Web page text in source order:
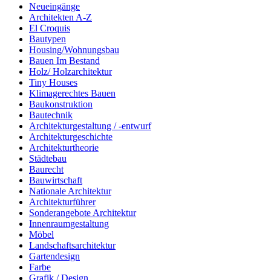
Neueingänge
Architekten A-Z
El Croquis
Bautypen
Housing/Wohnungsbau
Bauen Im Bestand
Holz/ Holzarchitektur
Tiny Houses
Klimagerechtes Bauen
Baukonstruktion
Bautechnik
Architekturgestaltung / -entwurf
Architekturgeschichte
Architekturtheorie
Städtebau
Baurecht
Bauwirtschaft
Nationale Architektur
Architekturführer
Sonderangebote Architektur
Innenraumgestaltung
Möbel
Landschaftsarchitektur
Gartendesign
Farbe
Grafik / Design